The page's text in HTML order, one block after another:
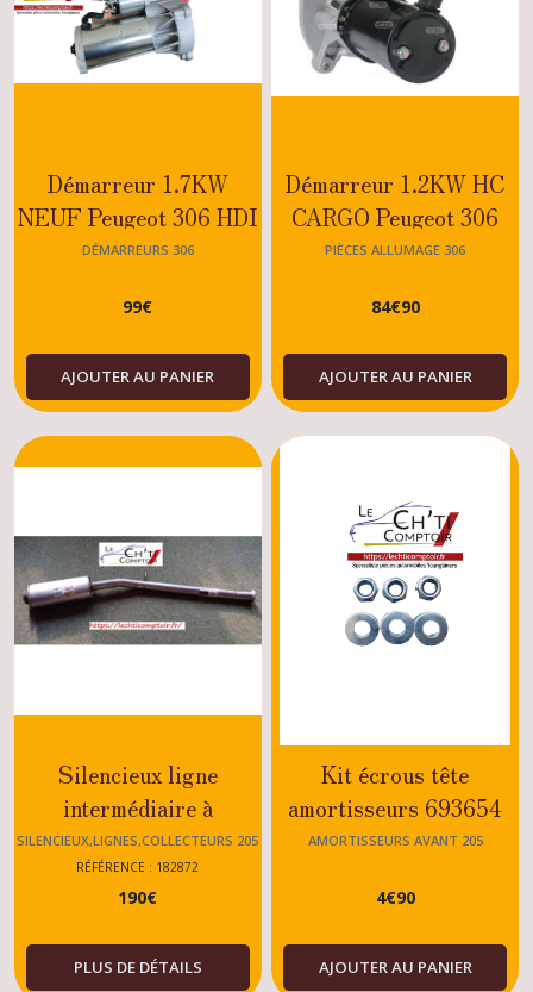
Démarreur 1.7KW
NEUF Peugeot 306 HDI
- DTURBO - DT -
DÉMARREURS 306
99€
AJOUTER AU PANIER
Démarreur 1.2KW HC
CARGO Peugeot 306
XS-ROLAND GARROS
PIÈCES ALLUMAGE 306
84€90
AJOUTER AU PANIER
Silencieux ligne
intermédiaire à
collerette (ligne en 2
parties) Peugeot 205
GTI 1.6- 1.9
SILENCIEUX,LIGNES,COLLECTEURS 205
RÉFÉRENCE : 182872
190€
PLUS DE DÉTAILS
Kit écrous tête
amortisseurs 693654
Peugeot 205 GTI -
DTURBO - GT -
DIESEL-ESSENCE -
TOUS MODELES
AMORTISSEURS AVANT 205
4€90
AJOUTER AU PANIER